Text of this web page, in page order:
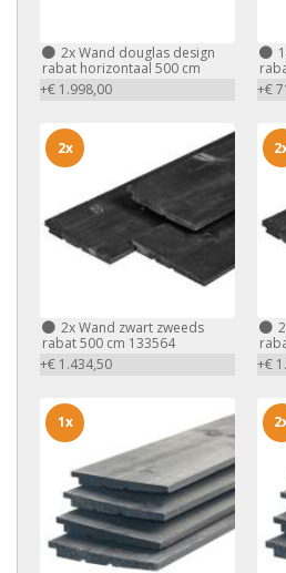
2xWand douglas design
rabat horizontaal 500 cm
+€ 1.998,00
+€
2xWand zwart zweeds
rabat 500 cm 133564
+€ 1.434,50
2x
+€
1x